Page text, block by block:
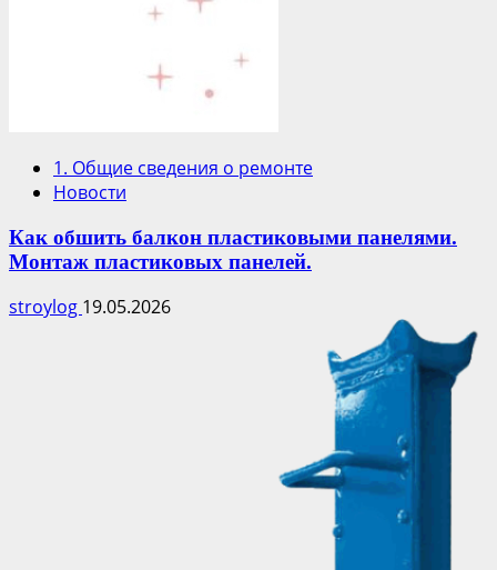
1. Общие сведения о ремонте
Новости
Как обшить балкон пластиковыми панелями.
Монтаж пластиковых панелей.
stroylog 19.05.2026